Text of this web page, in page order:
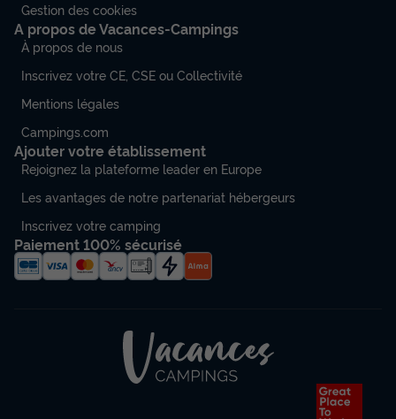
Gestion des cookies
A propos de Vacances-Campings
À propos de nous
Inscrivez votre CE, CSE ou Collectivité
Mentions légales
Campings.com
Ajouter votre établissement
Rejoignez la plateforme leader en Europe
Les avantages de notre partenariat hébergeurs
Inscrivez votre camping
Paiement 100% sécurisé